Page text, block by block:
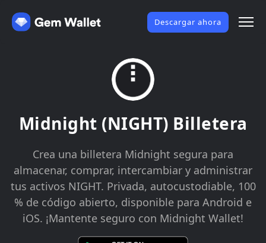
Descargar ahora
Midnight (NIGHT) Billetera
Crea una billetera Midnight segura para
almacenar, comprar, intercambiar y administrar
tus activos NIGHT. Privada, autocustodiable, 100
% de código abierto, disponible para Android e
iOS. ¡Mantente seguro con Midnight Wallet!